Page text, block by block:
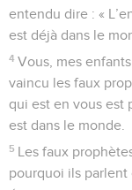
entendu dire : «
est déjà dans le
4 Vous, mes
vaincu les faux
qui est en vous est
est dans le monde.
5 Les faux
pourquoi ils